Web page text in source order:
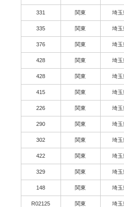
331 関東 埼玉
335 関東 埼玉
376 関東 埼玉
428 関東 埼玉
428 関東 埼玉
415 関東 埼玉
226 関東 埼玉
290 関東 埼玉
302 関東 埼玉
422 関東 埼玉
329 関東 埼玉
148 関東 埼玉
R02125 関東 埼玉